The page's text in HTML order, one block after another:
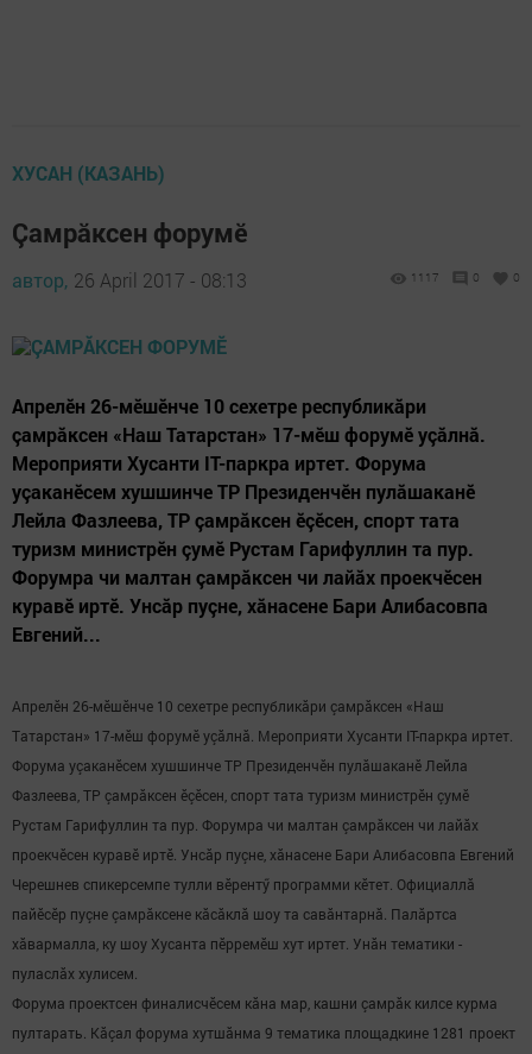
ХУСАН (КАЗАНЬ)
Çамрăксен форумӗ
автор, 26 April 2017 - 08:13 1117 0 0
Апрелӗн 26-мӗшӗнче 10 сехетре республикăри
çамрăксен «Наш Татарстан» 17-мӗш форумӗ уçăлнă.
Мероприяти Хусанти IT-паркра иртет. Форума
уçаканӗсем хушшинче ТР Президенчӗн пулăшаканӗ
Лейла Фазлеева, ТР çамрăксен ӗçӗсен, спорт тата
туризм министрӗн çумӗ Рустам Гарифуллин та пур.
Форумра чи малтан çамрăксен чи лайăх проекчӗсен
куравӗ иртӗ. Унсăр пуçне, хăнасене Бари Алибасовпа
Евгений...
Апрелӗн 26-мӗшӗнче 10 сехетре республикăри çамрăксен «Наш
Татарстан» 17-мӗш форумӗ уçăлнă. Мероприяти Хусанти IT-паркра иртет.
Форума уçаканӗсем хушшинче ТР Президенчӗн пулăшаканӗ Лейла
Фазлеева, ТР çамрăксен ӗçӗсен, спорт тата туризм министрӗн çумӗ
Рустам Гарифуллин та пур. Форумра чи малтан çамрăксен чи лайăх
проекчӗсен куравӗ иртӗ. Унсăр пуçне, хăнасене Бари Алибасовпа Евгений
Черешнев спикерсемпе тулли вӗрентӳ программи кӗтет. Официаллă
пайӗсӗр пуçне çамрăксене кăсăклă шоу та савăнтарнă. Палăртса
хăвармалла, ку шоу Хусанта пӗрремӗш хут иртет. Унăн тематики -
пуласлăх хулисем.
Форума проектсен финалисчӗсем кăна мар, кашни çамрăк килсе курма
пултарать. Кăçал форума хутшăнма 9 тематика площадкине 1281 проект